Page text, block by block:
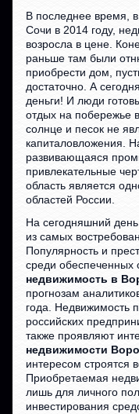
В последнее время,
Сочи в 2014 году,
возросла в цене.
раньше там были
приобрести дом,
достаточно. А
деньги! И люди
отдых на побережье
солнце и песок не
капиталовложения.
развивающаяся
привлекательные
область является
областей России.
На сегодняшний день
из самых
Популярность и
среди обеспеченных
недвижимость в
прогнозам
года. Недвижимость
российских
также проявляют
недвижимости
интересом строятся
Приобретаемая
лишь для личного
инвестирования